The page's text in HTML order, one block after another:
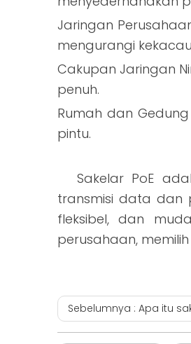
Jaringan
mengurangi
Cakupan Jaringan
penuh.
Rumah dan
pintu.
Sakelar PoE
transmisi data dan
fleksibel, dan
perusahaan,
Sebelumnya : Apa itu